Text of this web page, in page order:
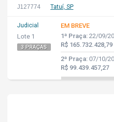
J127774 Tatuí, SP
Judicial
Lote 1
3 PRAÇAS
EM BREVE
1ª Praça: 22/09/
R$ 165.732.428,79
2ª Praça: 07/10/
R$ 99.439.457,27